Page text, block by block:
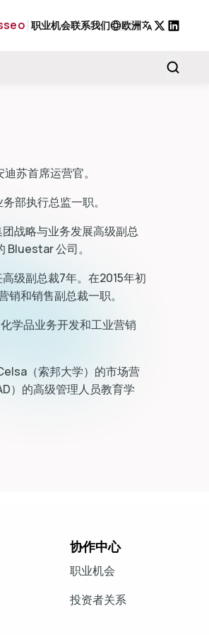
职业机会联系我们
欧洲
苏首席运营官。
部执行总监一职。
战略与业务发展高级副总
Bluestar 公司。
级副总裁7年。在2015年初
和销售副总裁一职。
学品业务开发和工业营销
（索邦大学）的市场营
）的高级管理人员教育学
协作中心
职业机会
投资者关系